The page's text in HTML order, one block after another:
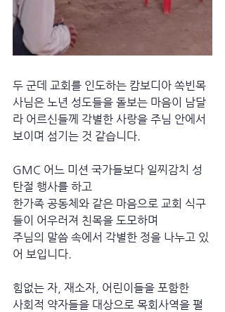
두 군데 교회를 인도하는 캄보디아 쏙빈목
사님은 노년 성도들을 돌보는 마음이 남달
라 어르신들께 각별한 사랑을 주님 안에서
보이며 섬기는 것 같습니다.
GMC 어느 미션 국가들보다 일찌감치 성
탄절 행사를 하고
한가족 공동체와 같은 마음으로 교회 식구
들이 어우러져 친목을 도모하며
주님의 말씀 속에서 각별한 정을 나누고 있
어 보입니다.
힘없는 자, 재소자, 어린이들을 포함한
사회적 약자들을 대상으로 목회사역을 펼